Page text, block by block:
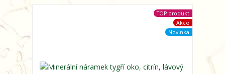
TOP produkt
Akce
Novinka